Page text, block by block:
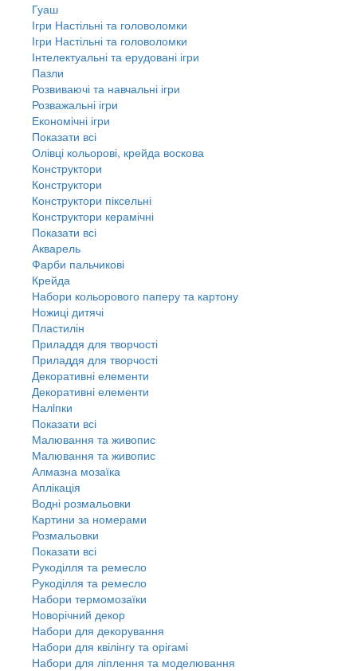
Гуаш
Ігри Настільні та головоломки
Ігри Настільні та головоломки
Інтелектуальні та ерудовані ігри
Пазли
Розвиваючі та навчальні ігри
Розважальні ігри
Економічні ігри
Показати всі
Олівці кольорові, крейда воскова
Конструктори
Конструктори
Конструктори піксельні
Конструктори керамічні
Показати всі
Акварель
Фарби пальчикові
Крейда
Набори кольорового паперу та картону
Ножиці дитячі
Пластилін
Приладдя для творчості
Приладдя для творчості
Декоративні елементи
Декоративні елементи
Налiпки
Показати всі
Малювання та живопис
Малювання та живопис
Алмазна мозаїка
Аплікація
Водні розмальовки
Картини за номерами
Розмальовки
Показати всі
Рукоділля та ремесло
Рукоділля та ремесло
Набори термомозаїки
Новорічний декор
Набори для декорування
Набори для квілінгу та орігамі
Набори для ліплення та моделювання